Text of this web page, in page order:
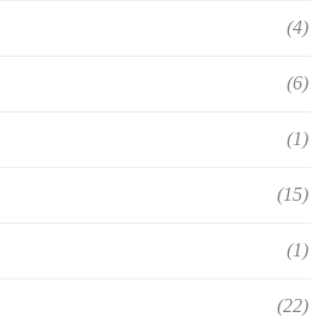
(4)
(6)
(1)
(15)
(1)
(22)